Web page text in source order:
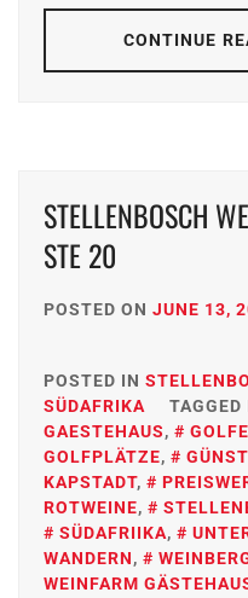
CONTINUE
STELLENBOSCH
STE 20
POSTED ON JUNE 13,
POSTED IN
SÜDAFRIKA
TAGGED
GAESTEHAUS,
GOLFPLÄTZE,
KAPSTADT,
ROTWEINE,
SÜDAFRIIKA,
WANDERN,
WEINFARM